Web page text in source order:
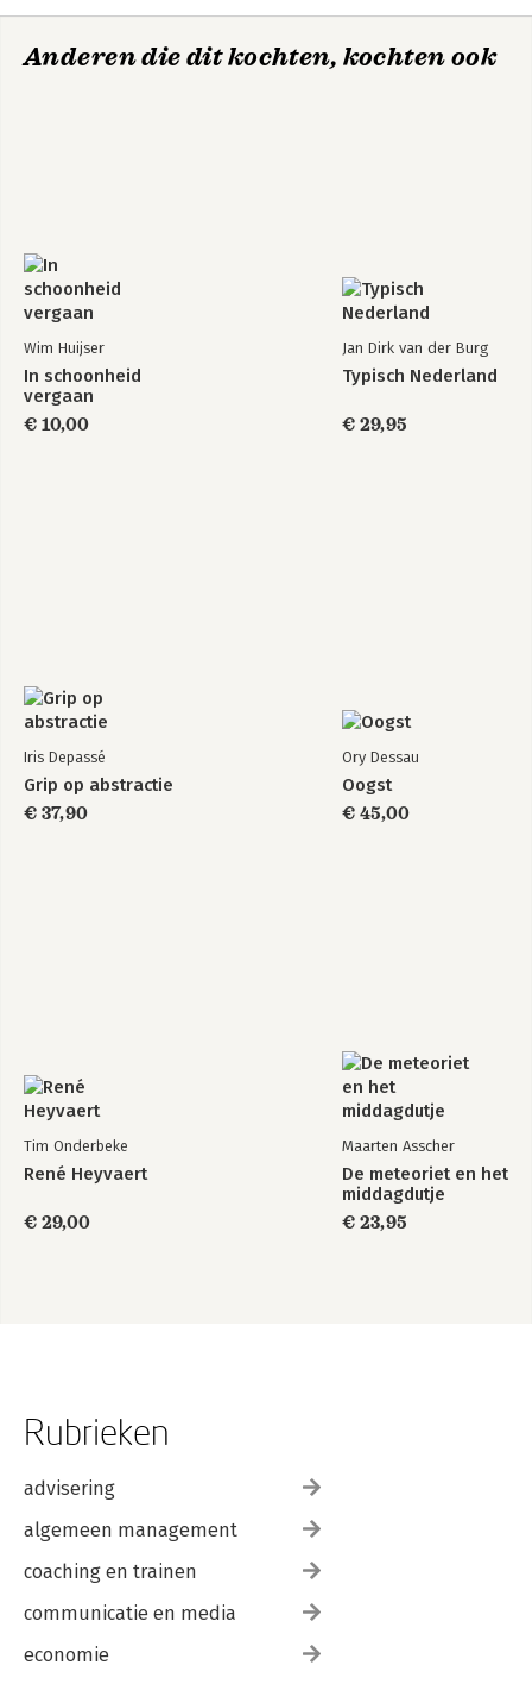
Anderen die dit kochten, kochten ook
Wim Huijser
In schoonheid
vergaan
€ 10,00
Jan Dirk van der Burg
Typisch Nederland
€ 29,95
Iris Depassé
Grip op abstractie
€ 37,90
Ory Dessau
Oogst
€ 45,00
Tim Onderbeke
René Heyvaert
€ 29,00
Maarten Asscher
De meteoriet en het
middagdutje
€ 23,95
Rubrieken
advisering
algemeen management
coaching en trainen
communicatie en media
economie